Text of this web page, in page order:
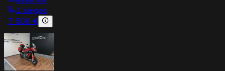
1 sieges
7 500 €